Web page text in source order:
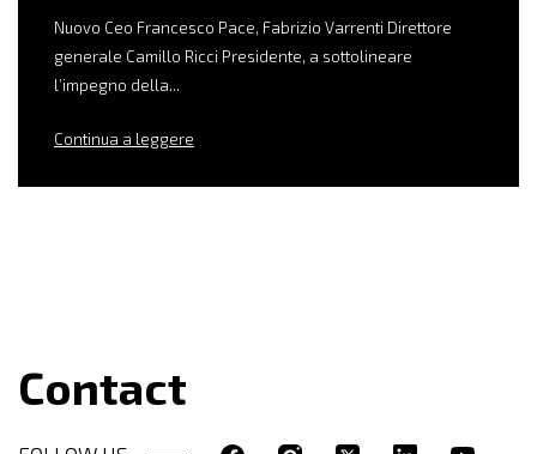
Nuovo Ceo Francesco Pace, Fabrizio Varrenti Direttore
generale Camillo Ricci Presidente, a sottolineare
l’impegno della...
Continua a leggere
Contact